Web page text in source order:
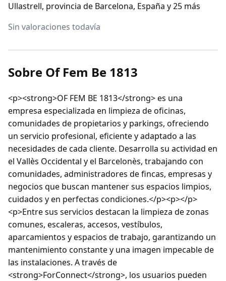
Ullastrell, provincia de Barcelona, España y 25 más
Sin valoraciones todavía
Sobre Of Fem Be 1813
<p><strong>OF FEM BE 1813</strong> es una
empresa especializada en limpieza de oficinas,
comunidades de propietarios y parkings, ofreciendo
un servicio profesional, eficiente y adaptado a las
necesidades de cada cliente. Desarrolla su actividad en
el Vallès Occidental y el Barcelonès, trabajando con
comunidades, administradores de fincas, empresas y
negocios que buscan mantener sus espacios limpios,
cuidados y en perfectas condiciones.</p><p></p>
<p>Entre sus servicios destacan la limpieza de zonas
comunes, escaleras, accesos, vestíbulos,
aparcamientos y espacios de trabajo, garantizando un
mantenimiento constante y una imagen impecable de
las instalaciones. A través de
<strong>ForConnect</strong>, los usuarios pueden